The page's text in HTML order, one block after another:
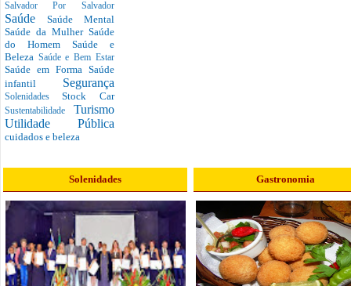
Salvador Por Salvador
Saúde Saúde Mental
Saúde da Mulher Saúde
do Homem Saúde e
Beleza Saúde e Bem Estar
Saúde em Forma Saúde
infantil Segurança
SolenidadesStock Car
Sustentabilidade Turismo
Utilidade Pública
cuidados e beleza
Solenidades Gastronomia